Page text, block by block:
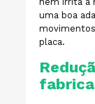
uma boa
placa.